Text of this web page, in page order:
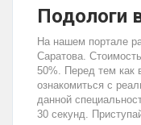
Подологи
На нашем портале
Саратова.
50%. Перед тем как
ознакомиться с
данной
30 секунд.